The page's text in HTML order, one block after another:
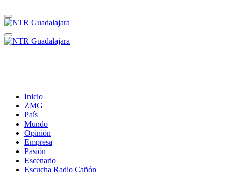
Inicio
ZMG
País
Mundo
Opinión
Empresa
Pasión
Escenario
Escucha Radio Cañón